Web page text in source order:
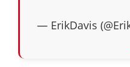
— ErikDavis